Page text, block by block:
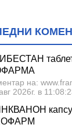
на:
2026г. в